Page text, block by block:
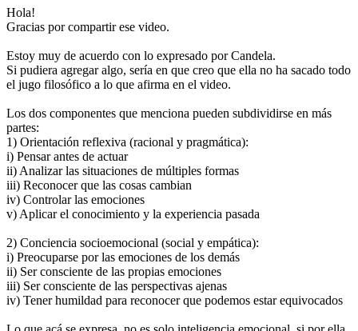
Hola!
Gracias por compartir ese video.
Estoy muy de acuerdo con lo expresado por Candela.
Si pudiera agregar algo, sería en que creo que ella no ha sacado todo
el jugo filosófico a lo que afirma en el video.
Los dos componentes que menciona pueden subdividirse en más
partes:
1) Orientación reflexiva (racional y pragmática):
i) Pensar antes de actuar
ii) Analizar las situaciones de múltiples formas
iii) Reconocer que las cosas cambian
iv) Controlar las emociones
v) Aplicar el conocimiento y la experiencia pasada
2) Conciencia socioemocional (social y empática):
i) Preocuparse por las emociones de los demás
ii) Ser consciente de las propias emociones
iii) Ser consciente de las perspectivas ajenas
iv) Tener humildad para reconocer que podemos estar equivocados